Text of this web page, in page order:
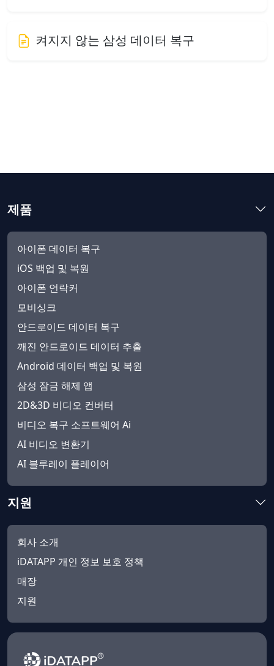
켜지지 않는 삼성 데이터 복구
제품
아이폰 데이터 복구
iOS 백업 및 복원
아이폰 언락커
모비싱크
안드로이드 데이터 복구
깨진 안드로이드 데이터 추출
Android 데이터 백업 및 복원
삼성 잠금 해제 앱
2D&3D 비디오 컨버터
비디오 복구 소프트웨어 Ai
AI 비디오 변환기
AI 블루레이 플레이어
지원
회사 소개
iDATAPP 개인 정보 보호 정책
매장
지원